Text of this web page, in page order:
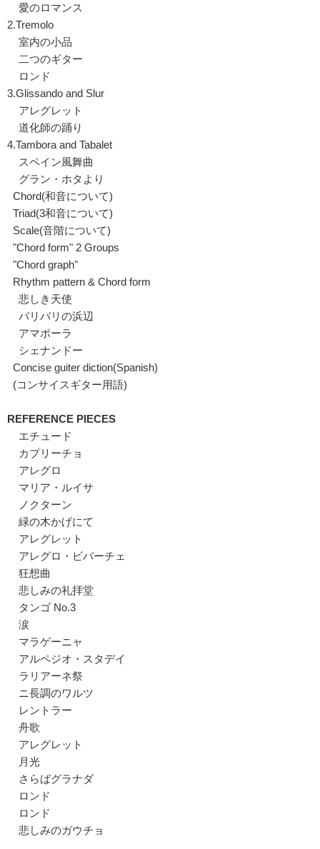
愛のロマンス
2.Tremolo
室内の小品
二つのギター
ロンド
3.Glissando and Slur
アレグレット
道化師の踊り
4.Tambora and Tabalet
スペイン風舞曲
グラン・ホタより
Chord(和音について)
Triad(3和音について)
Scale(音階について)
"Chord form" 2 Groups
"Chord graph"
Rhythm pattern & Chord form
悲しき天使
バリバリの浜辺
アマポーラ
シェナンドー
Concise guiter diction(Spanish)
(コンサイスギター用語)
REFERENCE PIECES
エチュード
カプリーチョ
アレグロ
マリア・ルイサ
ノクターン
緑の木かげにて
アレグレット
アレグロ・ビバーチェ
狂想曲
悲しみの礼拝堂
タンゴ No.3
涙
マラゲーニャ
アルペジオ・スタデイ
ラリアーネ祭
ニ長調のワルツ
レントラー
舟歌
アレグレット
月光
さらばグラナダ
ロンド
ロンド
悲しみのガウチョ